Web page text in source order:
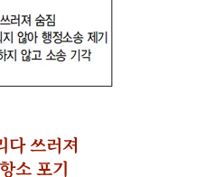
다 쓰러져
소 포기